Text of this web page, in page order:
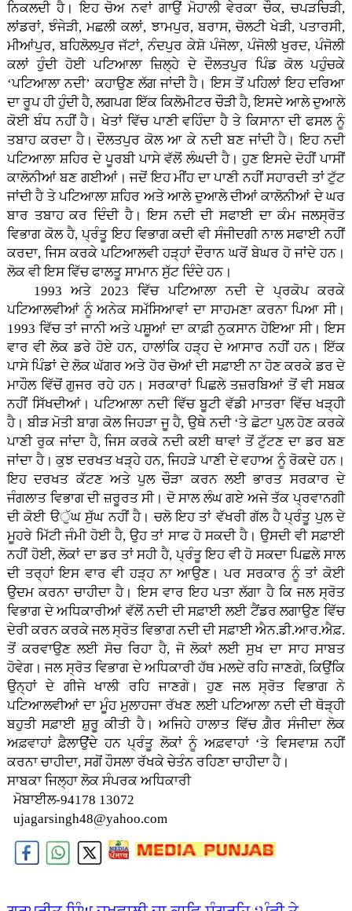
ਨਿਕਲਦੀ ਹੈ। ਇਹ ਚੋਅ ਨਵਾਂ ਗਾਉਂ ਮੋਹਾਲੀ ਵੇਰਕਾ ਚੌਕ, ਚਪੜਚਿੜੀ,
ਲਾਂਡਰਾਂ, ਝੰਜੇੜੀ, ਮਛਲੀ ਕਲਾਂ, ਝਾਮਪੁਰ, ਬਰਾਸ, ਚੋਲਟੀ ਖੇੜੀ, ਪਤਾਰਸੀ,
ਮੀਆਂਪੁਰ, ਬਹਿਲੋਲਪੁਰ ਜੱਟਾਂ, ਨੰਦਪੁਰ ਕੇਸ਼ੋ ਪੰਜੋਲਾ, ਪੰਜੋਲੀ ਖੁਰਦ, ਪੰਜੋਲੀ
ਕਲਾਂ ਹੁੰਦੀ ਹੋਈ ਪਟਿਆਲਾ ਜ਼ਿਲ੍ਹੇ ਦੇ ਦੌਲਤਪੁਰ ਪਿੰਡ ਕੋਲ ਪਹੁੰਚਕੇ
‘ਪਟਿਆਲਾ ਨਦੀ’ ਕਹਾਉਣ ਲੱਗ ਜਾਂਦੀ ਹੈ। ਇਸ ਤੋਂ ਪਹਿਲਾਂ ਇਹ ਦਰਿਆ
ਦਾ ਰੂਪ ਹੀ ਹੁੰਦੀ ਹੈ, ਲਗਪਗ ਇੱਕ ਕਿਲੋਮੀਟਰ ਚੌੜੀ ਹੈ, ਇਸਦੇ ਆਲੇ ਦੁਆਲੇ
ਕੋਈ ਬੰਧ ਨਹੀਂ ਹੈ। ਖੇਤਾਂ ਵਿੱਚ ਪਾਣੀ ਵਹਿੰਦਾ ਹੈ ਤੇ ਕਿਸਾਨਾ ਦੀ ਫਸਲ ਨੂੰ
ਤਬਾਹ ਕਰਦਾ ਹੈ। ਦੌਲਤਪੁਰ ਕੋਲ ਆ ਕੇ ਨਦੀ ਬਣ ਜਾਂਦੀ ਹੈ। ਇਹ ਨਦੀ
ਪਟਿਆਲਾ ਸ਼ਹਿਰ ਦੇ ਪੂਰਬੀ ਪਾਸੇ ਵੱਲੋਂ ਲੰਘਦੀ ਹੈ। ਹੁਣ ਇਸਦੇ ਦੋਹੀਂ ਪਾਸੀਂ
ਕਾਲੋਨੀਆਂ ਬਣ ਗਈਆਂ। ਜਦੋਂ ਇਹ ਮੀਂਹ ਦਾ ਪਾਣੀ ਨਹੀਂ ਸਹਾਰਦੀ ਤਾਂ ਟੁੱਟ
ਜਾਂਦੀ ਹੈ ਤੇ ਪਟਿਆਲਾ ਸ਼ਹਿਰ ਅਤੇ ਆਲੇ ਦੁਆਲੇ ਦੀਆਂ ਕਾਲੋਨੀਆਂ ਦੇ ਘਰ
ਬਾਰ ਤਬਾਹ ਕਰ ਦਿੰਦੀ ਹੈ। ਇਸ ਨਦੀ ਦੀ ਸਫਾਈ ਦਾ ਕੰਮ ਜਲਸ੍ਰੋਤ
ਵਿਭਾਗ ਕੋਲ ਹੈ, ਪ੍ਰੰਤੂ ਇਹ ਵਿਭਾਗ ਕਦੀ ਵੀ ਸੰਜੀਦਗੀ ਨਾਲ ਸਫਾਈ ਨਹੀਂ
ਕਰਦਾ, ਜਿਸ ਕਰਕੇ ਪਟਿਆਲਵੀ ਹੜ੍ਹਾਂ ਦੌਰਾਨ ਘਰੋਂ ਬੇਘਰ ਹੋ ਜਾਂਦੇ ਹਨ।
ਲੋਕ ਵੀ ਇਸ ਵਿੱਚ ਫਾਲਤੂ ਸਾਮਾਨ ਸੁੱਟ ਦਿੰਦੇ ਹਨ।
1993 ਅਤੇ 2023 ਵਿੱਚ ਪਟਿਆਲਾ ਨਦੀ ਦੇ ਪ੍ਰਕੋਪ ਕਰਕੇ
ਪਟਿਆਲਵੀਆਂ ਨੂੰ ਅਨੇਕ ਸਮੱਸਿਆਵਾਂ ਦਾ ਸਾਹਮਣਾ ਕਰਨਾ ਪਿਆ ਸੀ।
1993 ਵਿੱਚ ਤਾਂ ਜਾਨੀ ਅਤੇ ਪਸ਼ੂਆਂ ਦਾ ਕਾਫ਼ੀ ਨੁਕਸਾਨ ਹੋਇਆ ਸੀ। ਇਸ
ਵਾਰ ਵੀ ਲੋਕ ਡਰੇ ਹੋਏ ਹਨ, ਹਾਲਾਂਕਿ ਹੜ੍ਹ ਦੇ ਆਸਾਰ ਨਹੀਂ ਹਨ। ਇੱਕ
ਪਾਸੇ ਪਿੰਡਾਂ ਦੇ ਲੋਕ ਘੱਗਰ ਅਤੇ ਹੋਰ ਚੋਆਂ ਦੀ ਸਫ਼ਾਈ ਨਾ ਹੋਣ ਕਰਕੇ ਡਰ ਦੇ
ਮਾਹੌਲ ਵਿੱਚੋਂ ਗੁਜਰ ਰਹੇ ਹਨ। ਸਰਕਾਰਾਂ ਪਿਛਲੇ ਤਜ਼ਰਬਿਆਂ ਤੋਂ ਵੀ ਸਬਕ
ਨਹੀਂ ਸਿੱਖਦੀਆਂ। ਪਟਿਆਲਾ ਨਦੀ ਵਿੱਚ ਬੂਟੀ ਵੱਡੀ ਮਾਤਰਾ ਵਿੱਚ ਖੜ੍ਹੀ
ਹੈ। ਬੀੜ ਮੋਤੀ ਬਾਗ ਕੋਲ ਜਿਹੜਾ ਜੂ ਹੈ, ਉਥੇ ਨਦੀ ‘ਤੇ ਛੋਟਾ ਪੁਲ ਹੋਣ ਕਰਕੇ
ਪਾਣੀ ਰੁਕ ਜਾਂਦਾ ਹੈ, ਜਿਸ ਕਰਕੇ ਨਦੀ ਕਈ ਥਾਵਾਂ ਤੋਂ ਟੁੱਟਣ ਦਾ ਡਰ ਬਣ
ਜਾਂਦਾ ਹੈ। ਕੁਝ ਦਰਖਤ ਖੜ੍ਹੇ ਹਨ, ਜਿਹੜੇ ਪਾਣੀ ਦੇ ਵਹਾਅ ਨੂੰ ਰੋਕਦੇ ਹਨ।
ਇਹ ਦਰਖਤ ਕੱਟਣ ਅਤੇ ਪੁਲ ਚੌੜਾ ਕਰਨ ਲਈ ਭਾਰਤ ਸਰਕਾਰ ਦੇ
ਜੰਗਲਾਤ ਵਿਭਾਗ ਦੀ ਜ਼ਰੂਰਤ ਸੀ। ਦੋ ਸਾਲ ਲੰਘ ਗਏ ਅਜੇ ਤੱਕ ਪ੍ਰਵਾਨਗੀ
ਦੀ ਕੋਈ ੳੁੱਘ ਸੁੱਘ ਨਹੀਂ ਹੈ। ਚਲੋ ਇਹ ਤਾਂ ਵੱਖਰੀ ਗੱਲ ਹੈ ਪ੍ਰੰਤੂ ਪੁਲ ਦੇ
ਮੂਹਰੇ ਮਿੱਟੀ ਜੰਮੀ ਹੋਈ ਹੈ, ਉਹ ਤਾਂ ਸਾਫ ਹੋ ਸਕਦੀ ਹੈ। ਉਸਦੀ ਵੀ ਸਫ਼ਾਈ
ਨਹੀਂ ਹੋਈ, ਲੋਕਾਂ ਦਾ ਡਰ ਤਾਂ ਸਹੀ ਹੈ, ਪ੍ਰੰਤੂ ਇਹ ਵੀ ਹੋ ਸਕਦਾ ਪਿਛਲੇ ਸਾਲ
ਦੀ ਤਰ੍ਹਾਂ ਇਸ ਵਾਰ ਵੀ ਹੜ੍ਹ ਨਾ ਆਉਣ। ਪਰ ਸਰਕਾਰ ਨੂੰ ਤਾਂ ਕੋਈ
ਉਦਮ ਕਰਨਾ ਚਾਹੀਦਾ ਹੈ। ਇਸ ਵਾਰ ਇਹ ਪਤਾ ਲੱਗਾ ਹੈ ਕਿ ਜਲ ਸ੍ਰੋਤ
ਵਿਭਾਗ ਦੇ ਅਧਿਕਾਰੀਆਂ ਵੱਲੋਂ ਨਦੀ ਦੀ ਸਫ਼ਾਈ ਲਈ ਟੈਂਡਰ ਲਗਾਉਣ ਵਿੱਚ
ਦੇਰੀ ਕਰਨ ਕਰਕੇ ਜਲ ਸ੍ਰੋਤ ਵਿਭਾਗ ਨਦੀ ਦੀ ਸਫ਼ਾਈ ਐਨ.ਡੀ.ਆਰ.ਐਫ਼.
ਤੋਂ ਕਰਵਾਉਣ ਲਈ ਸੋਚ ਰਿਹਾ ਹੈ, ਜੋ ਲੋਕਾਂ ਲਈ ਸੁਖ ਦਾ ਸਾਹ ਸਾਬਤ
ਹੋਵੇਗ। ਜਲ ਸ੍ਰੋਤ ਵਿਭਾਗ ਦੇ ਅਧਿਕਾਰੀ ਹੱਥ ਮਲਦੇ ਰਹਿ ਜਾਣਗੇ, ਕਿਉਂਕਿ
ਉਨ੍ਹਾਂ ਦੇ ਗੀਜੇ ਖਾਲੀ ਰਹਿ ਜਾਣਗੇ। ਹੁਣ ਜਲ ਸ੍ਰੋਤ ਵਿਭਾਗ ਨੇ
ਪਟਿਆਲਵੀਆਂ ਦਾ ਮੂੰਹ ਮੁਲਾਹਜਾ ਰੱਖਣ ਲਈ ਪਟਿਆਲਾ ਨਦੀ ਦੀ ਥੋੜ੍ਹੀ
ਬਹੁਤੀ ਸਫ਼ਾਈ ਸ਼ੁਰੂ ਕੀਤੀ ਹੈ। ਅਜਿਹੇ ਹਾਲਾਤ ਵਿੱਚ ਗ਼ੈਰ ਸੰਜੀਦਾ ਲੋਕ
ਅਫ਼ਵਾਹਾਂ ਫ਼ੈਲਾਉਂਦੇ ਹਨ ਪ੍ਰੰਤੂ ਲੋਕਾਂ ਨੂੰ ਅਫ਼ਵਾਹਾਂ ‘ਤੇ ਵਿਸਵਾਸ਼ ਨਹੀਂ
ਕਰਨਾ ਚਾਹੀਦਾ, ਸਗੋਂ ਹੌਸਲਾ ਰੱਖਕੇ ਚੇਤੰਨ ਰਹਿਣਾ ਚਾਹੀਦਾ ਹੈ।
ਸਾਬਕਾ ਜਿਲ੍ਹਾ ਲੋਕ ਸੰਪਰਕ ਅਧਿਕਾਰੀ
ਮੋਬਾਈਲ-94178 13072
ujagarsingh48@yahoo.com